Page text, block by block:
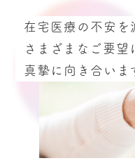
在宅医療の不安を
さまざまなご要望
真摯に向き合いま